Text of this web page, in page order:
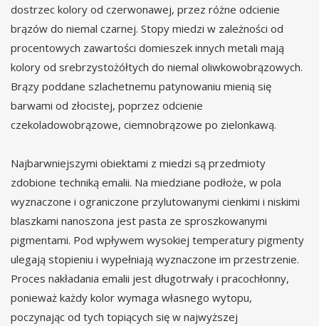
dostrzec kolory od czerwonawej, przez różne odcienie
brązów do niemal czarnej. Stopy miedzi w zależności od
procentowych zawartości domieszek innych metali mają
kolory od srebrzystożółtych do niemal oliwkowobrązowych.
Brązy poddane szlachetnemu patynowaniu mienią się
barwami od złocistej, poprzez odcienie
czekoladowobrązowe, ciemnobrązowe po zielonkawą.
Najbarwniejszymi obiektami z miedzi są przedmioty
zdobione techniką emalii. Na miedziane podłoże, w pola
wyznaczone i ograniczone przylutowanymi cienkimi i niskimi
blaszkami nanoszona jest pasta ze sproszkowanymi
pigmentami. Pod wpływem wysokiej temperatury pigmenty
ulegają stopieniu i wypełniają wyznaczone im przestrzenie.
Proces nakładania emalii jest długotrwały i pracochłonny,
ponieważ każdy kolor wymaga własnego wytopu,
poczynając od tych topiących się w najwyższej